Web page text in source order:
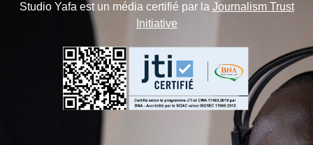
Studio Yafa est un média certifié par la Journalism Trust
Initiative